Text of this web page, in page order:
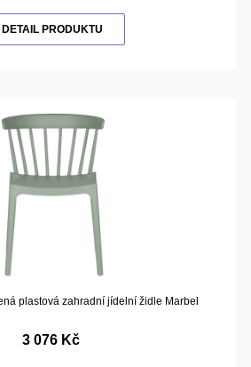
DETAIL PRODUKTU
plastová zahradní jídelní židle Marbel
3 076 Kč